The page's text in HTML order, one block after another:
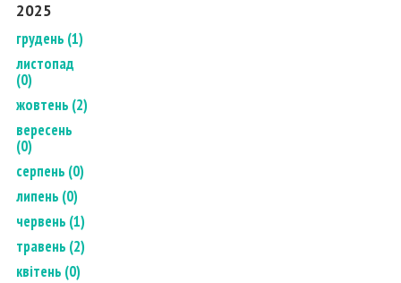
2025
грудень (1)
листопад
(0)
жовтень (2)
вересень
(0)
серпень (0)
липень (0)
червень (1)
травень (2)
квітень (0)